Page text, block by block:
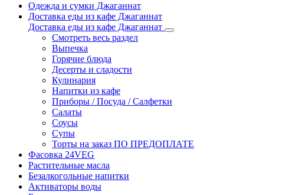
Одежда и сумки Джаганнат
Доставка еды из кафе Джаганнат
Доставка еды из кафе Джаганнат
Смотреть весь раздел
Выпечка
Горячие блюда
Десерты и сладости
Кулинария
Напитки из кафе
Приборы / Посуда / Салфетки
Салаты
Соусы
Супы
Торты на заказ ПО ПРЕДОПЛАТЕ
Фасовка 24VEG
Растительные масла
Безалкогольные напитки
Активаторы воды